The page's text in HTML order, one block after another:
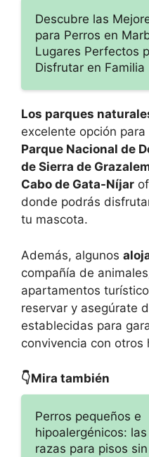
Descubre las
para Perros en
Lugares Perfectos
Disfrutar en Familia
Los parques
excelente opción
Parque Nacional de
de Sierra de
Cabo de Gata-Níjar
donde podrás
tu mascota.
Además, algunos
compañía de
apartamentos
reservar y asegúrate
establecidas para
convivencia con otros
👇Mira también
Perros pequeños e
hipoalergénicos:
razas para pisos